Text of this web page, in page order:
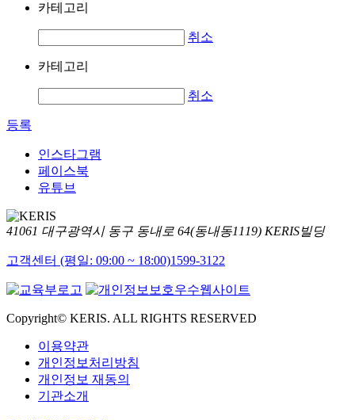
카테고리
취소
카테고리
취소
등록
인스타그램
페이스북
유튜브
41061 대구광역시 동구 동내로 64(동내동1119) KERIS빌딩
고객센터 (평일: 09:00 ~ 18:00)1599-3122
Copyright© KERIS. ALL RIGHTS RESERVED
이용약관
개인정보처리방침
개인정보 재동의
기관소개